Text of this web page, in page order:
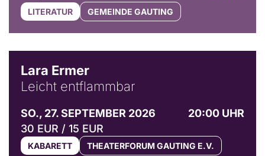
LITERATUR GEMEINDE GAUTING
Lara Ermer
Leicht entflammbar
SO., 27. SEPTEMBER 2026
20:00 UHR
30 EUR / 15 EUR
KABARETT THEATERFORUM GAUTING E.V.